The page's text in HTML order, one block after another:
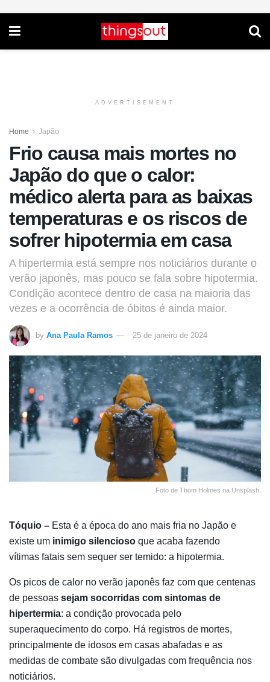
ADVERTISEMENT
Home Japão
Frio causa mais mortes no
Japão do que o calor:
médico alerta para as baixas
temperaturas e os riscos de
sofrer hipotermia em casa
A hipertermia está sempre nos noticiários durante o
verão japonês, mas pouco se fala sobre hipotermia.
Condição acontece dentro de casa na maioria das
vezes e a ocorrência de óbitos é ainda maior.
by Ana Paula Ramos 25 de janeiro de 2024
Foto de Thom Holmes na Unsplash.
Tóquio – Esta é a época do ano mais fria no Japão e
existe um inimigo silencioso que acaba fazendo
vítimas fatais sem sequer ser temido: a hipotermia.
Os picos de calor no verão japonês faz com que centenas
de pessoas sejam socorridas com sintomas de
hipertermia: a condição provocada pelo
superaquecimento do corpo. Há registros de mortes,
principalmente de idosos em casas abafadas e as
medidas de combate são divulgadas com frequência nos
noticiários.